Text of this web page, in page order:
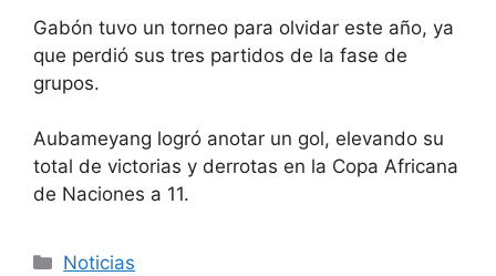
Gabón tuvo un torneo para olvidar este año, ya
que perdió sus tres partidos de la fase de
grupos.
Aubameyang logró anotar un gol, elevando su
total de victorias y derrotas en la Copa Africana
de Naciones a 11.
Categorías
Noticias